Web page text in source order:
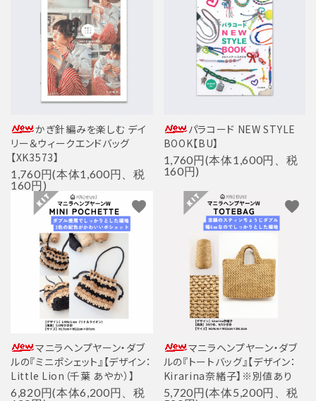
かぎ針編みを楽しむ デイ
リー＆ウィークエンドバッグ
【XK3573】
1,760円(本体1,600円、税
160円)
パラコード NEW STYLE
BOOK【BU】
1,760円(本体1,600円、税
160円)
マニラヘンプヤーン・ダブ
ルの『ミニポシェット』【デザイン：
Little Lion（千葉 あやか）】
6,820円(本体6,200円、税
favorite
マニラヘンプヤーン・ダブ
ルの『トートバッグ』【デザイン：
Kirarina奈緒子】※別値あり
5,720円(本体5,200円、税
favorite